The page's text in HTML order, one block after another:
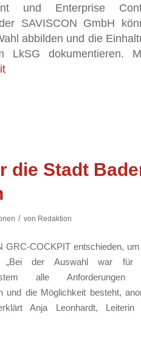
und Enterprise
SAVISCON GmbH
abbilden und die
LkSG dokumentieren.
die Stadt
/ von Redaktion
GRC-COCKPIT entschieden,
„Bei der Auswahl war für
alle Anforderungen
und die Möglichkeit besteht,
Anja Leonhardt, Leiterin